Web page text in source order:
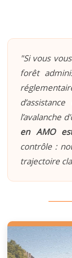
"Si vous
forêt
l’avalanche
en AMO
contrôle :
trajectoire